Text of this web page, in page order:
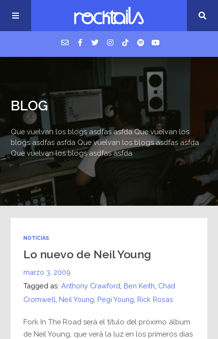
Cigarrillos en la cama
Música nueva
BLOG
Que vuelvan los blogs asdfas asfda Que vuelvan los
blogs asdfas asfda Que vuelvan los blogs asdfas asfda
Que vuelvan los blogs asdfas asfda
NOTICIAS
Lo nuevo de Neil Young
marzo 3, 2009
Tagged as: Anthony Crawford Ben Keith Chad
Cromwell Neil Young Pegi Young Rick Rosas
Fork In The Road será el título del próximo álbum
de Neil Young, que verá la luz en los primeros días